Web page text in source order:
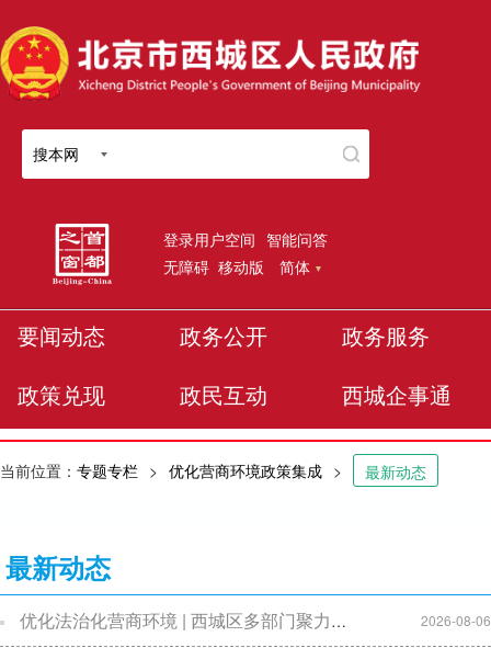
搜本网
登录用户空间 智能问答
无障碍 移动版 简体
要闻动态 政务公开 政务服务
政策兑现 政民互动 西城企事通
当前位置： 专题专栏 > 优化营商环境政策集成 > 最新动态
最新动态
优化法治化营商环境 | 西城区多部门聚力推行柔性执法 2026-08-06